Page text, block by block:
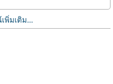
พิ่มเติม...